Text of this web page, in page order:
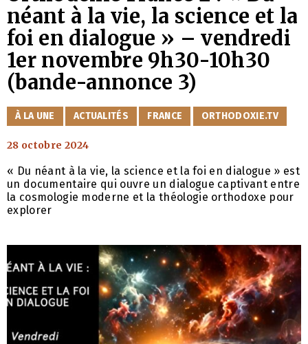
néant à la vie, la science et la
foi en dialogue » – vendredi
1er novembre 9h30-10h30
(bande-annonce 3)
CATÉGORIES
À LA UNE ACTUALITÉS FRANCE ORTHODOXIE.TV
28 octobre 2024
« Du néant à la vie, la science et la foi en dialogue » est
un documentaire qui ouvre un dialogue captivant entre
la cosmologie moderne et la théologie orthodoxe pour
explorer